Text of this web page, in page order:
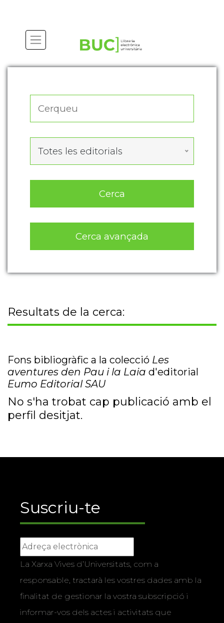
Totes les editorials
Cerca
Cerca avançada
Resultats de la cerca:
Fons bibliogràfic a la colecció Les
aventures den Pau i la Laia d'editorial
Eumo Editorial SAU
No s'ha trobat cap publicació amb el
perfil desitjat.
Suscriu-te
La Xarxa Vives d’Universitats, com a
responsable, tractarà les vostres dades amb la
finalitat de gestionar la vostra subscripció i
informar-vos dels actes i activitats que